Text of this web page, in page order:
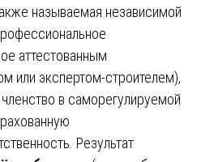
называемая независимой
аттестованным
или экспертом-строителем),
в саморегулируемой
Результат